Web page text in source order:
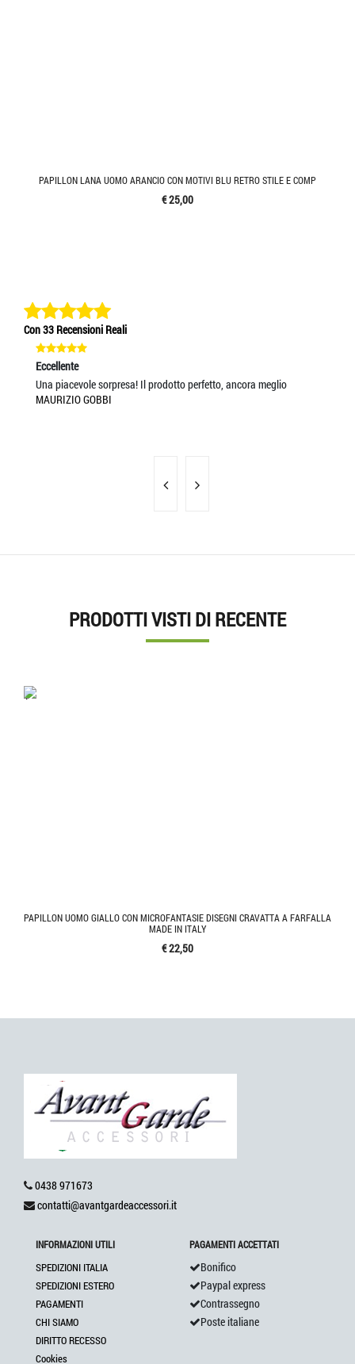
PAPILLON LANA UOMO ARANCIO CON MOTIVI BLU RETRO STILE E COMP
€ 25,00
Con 33 Recensioni Reali
Eccellente
Una piacevole sorpresa! Il prodotto perfetto, ancora meglio
MAURIZIO GOBBI
PRODOTTI VISTI DI RECENTE
'.'
PAPILLON UOMO GIALLO CON MICROFANTASIE DISEGNI CRAVATTA A FARFALLA
MADE IN ITALY
€ 22,50
0438 971673
contatti@avantgardeaccessori.it
INFORMAZIONI UTILI
SPEDIZIONI ITALIA
SPEDIZIONI ESTERO
PAGAMENTI
CHI SIAMO
DIRITTO RECESSO
Cookies
PAGAMENTI ACCETTATI
Bonifico
Paypal express
Contrassegno
Poste italiane